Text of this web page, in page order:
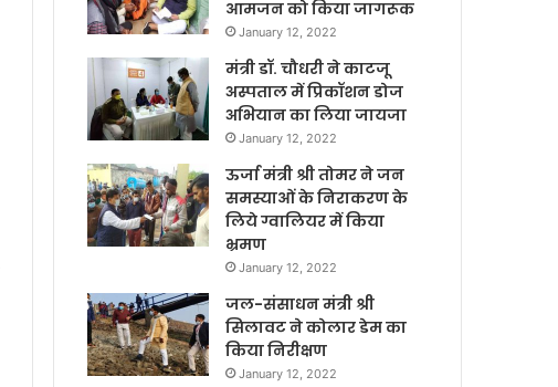
आमजन को किया जागरूक
January 12, 2022
मंत्री डॉ. चौधरी ने काटजू
अस्पताल में प्रिकॉशन डोज
अभियान का लिया जायजा
January 12, 2022
ऊर्जा मंत्री श्री तोमर ने जन
समस्याओं के निराकरण के
लिये ग्वालियर में किया
भ्रमण
January 12, 2022
जल-संसाधन मंत्री श्री
सिलावट ने कोलार डेम का
किया निरीक्षण
January 12, 2022